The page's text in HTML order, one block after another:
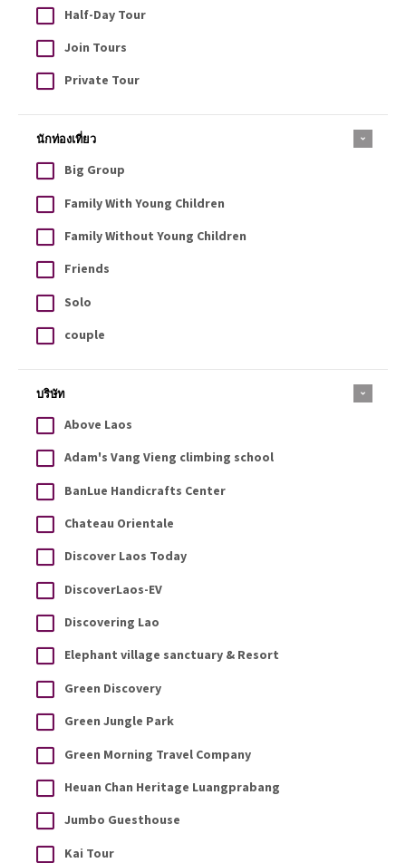
Half-Day Tour
Join Tours
Private Tour
นักท่องเที่ยว
Big Group
Family With Young Children
Family Without Young Children
Friends
Solo
couple
บริษัท
Above Laos
Adam's Vang Vieng climbing school
BanLue Handicrafts Center
Chateau Orientale
Discover Laos Today
DiscoverLaos-EV
Discovering Lao
Elephant village sanctuary & Resort
Green Discovery
Green Jungle Park
Green Morning Travel Company
Heuan Chan Heritage Luangprabang
Jumbo Guesthouse
Kai Tour